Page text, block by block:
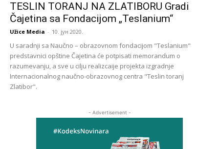
TESLIN TORANJ NA ZLATIBORU Gradi
Čajetina sa Fondacijom „Teslanium“
Užice Media - 10. јун 2020.
U saradnji sa Naučno – obrazovnom fondacijom "Teslanium"
predstavnici opštine Čajetina će potpisati memorandum o
razumevanju, a sve u cilju realizcaije projekta izgradnje
Internacionalnog naučno-obrazovnog centra "Teslin toranj
Zlatibor".
- Advertisement -